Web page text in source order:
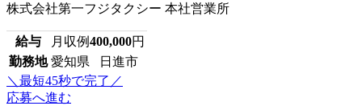
株式会社第一フジタクシー 本社営業所
給与 月収例400,000円
勤務地 愛知県 日進市
＼最短45秒で完了／
応募へ進む